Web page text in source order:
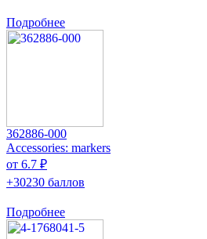
Подробнее
362886-000
Accessories: markers
от 6.7 ₽
+30230 баллов
Подробнее